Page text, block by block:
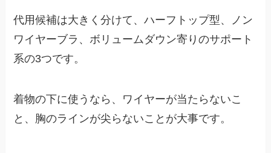
代用候補は大きく分けて、ハーフトップ型、ノン
ワイヤーブラ、ボリュームダウン寄りのサポート
系の3つです。
着物の下に使うなら、ワイヤーが当たらないこ
と、胸のラインが尖らないことが大事です。